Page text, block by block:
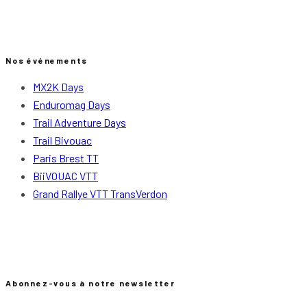
Nos événements
MX2K Days
Enduromag Days
Trail Adventure Days
Trail Bivouac
Paris Brest TT
BiiVOUAC VTT
Grand Rallye VTT TransVerdon
Abonnez-vous à notre newsletter